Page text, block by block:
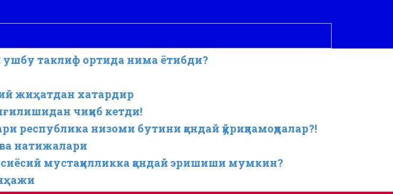
ушбу таклиф ортида нима ётибди?
жиҳатдан хатардир
чиқиб кетди!
низоми бутини қандай қўриқламоқдалар?!
натижалари
мустақилликка қандай эришиши мумкин?